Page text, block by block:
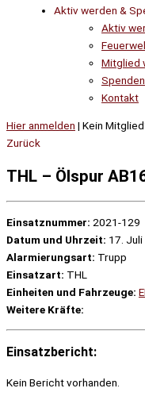
Aktiv werden &
Aktiv
Mitglied
Spenden
Kontakt
Hier anmelden | Kein
Zurück
THL – Ölspur
Einsatznummer: 2021-129
Datum und Uhrzeit: 17.
Alarmierungsart: Trupp
Einsatzart: THL
Einheiten und Fahrzeuge:
Weitere Kräfte:
Einsatzbericht:
Kein Bericht vorhanden.